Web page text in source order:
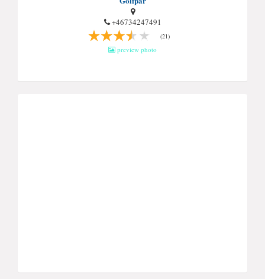
+46734247491
(21)
preview photo